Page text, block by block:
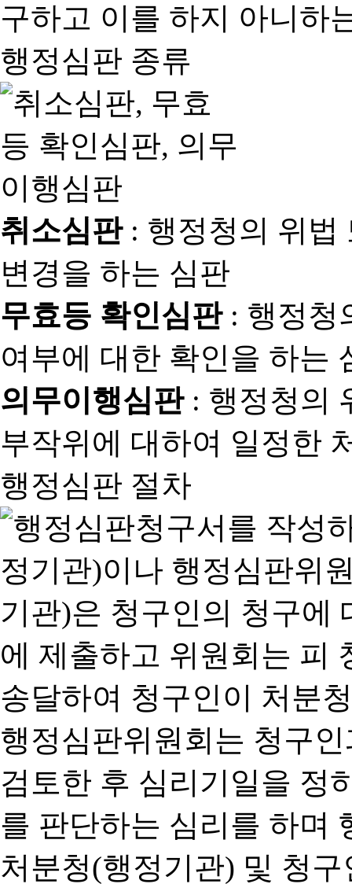
구하고 이를 하지 아니하
행정심판 종류
취소심판: 행정청의 위법
변경을 하는 심판
무효등 확인심판: 행정청
여부에 대한 확인을 하는
의무이행심판: 행정청의
부작위에 대하여 일정한
행정심판 절차